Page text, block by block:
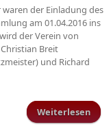
der Einladung des
am 01.04.2016 ins
der Verein von
Breit
und Richard
Weiterlesen